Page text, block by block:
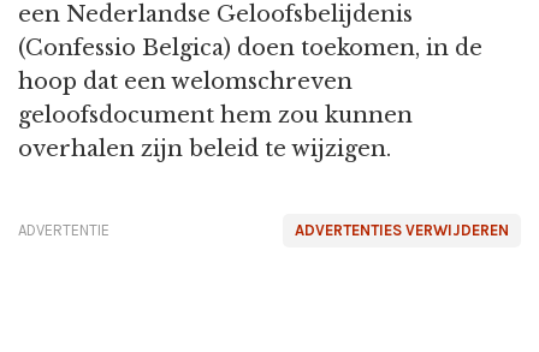
een Nederlandse Geloofsbelijdenis
(Confessio Belgica) doen toekomen, in de
hoop dat een welomschreven
geloofsdocument hem zou kunnen
overhalen zijn beleid te wijzigen.
ADVERTENTIES VERWIJDEREN
ADVERTENTIE